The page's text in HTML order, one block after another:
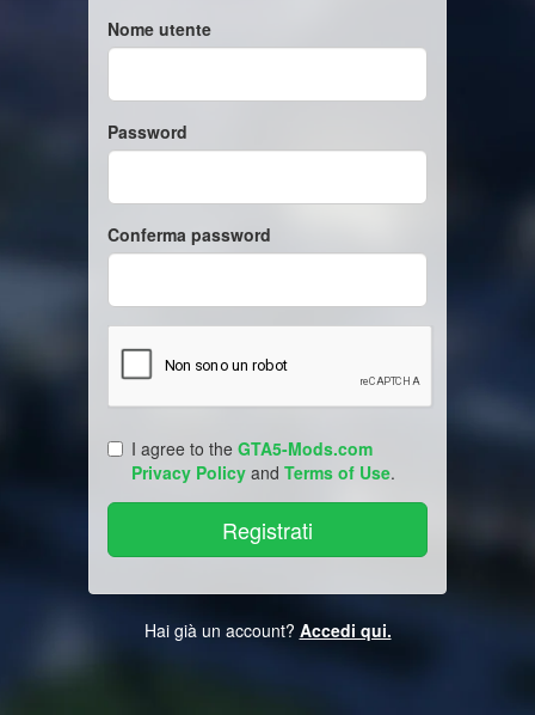
Nome utente
Password
Conferma password
I agree to the GTA5-Mods.com
Privacy Policy and Terms of Use.
Hai già un account? Accedi qui.